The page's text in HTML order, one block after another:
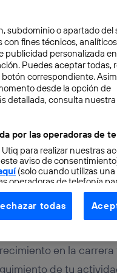
en la
de tu
subdominio o apartado del
fines técnicos,
publicidad personalizada
Puedes aceptar todas,
correspondiente.
desde la opción de
detallada, consulta nuestra
por las operadoras de
para realizar nuestras
aviso de
(solo cuando utilizas una
operadoras de telefonía
como prioridad
de cliente de
teléfono móvil).
todas